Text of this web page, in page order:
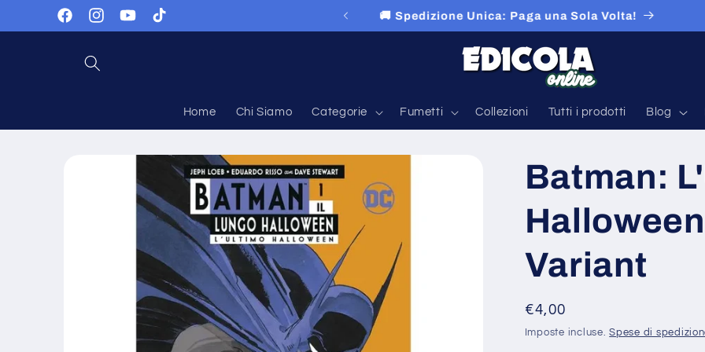
direttamente
ai contenuti
FacebookInstagramYouTubeTikTok
🚚 Spedizione Unica: Paga una Sola Volta!
Home Chi Siamo Categorie Fumetti Collezioni Tutti i prodotti Blog
Passa alle
sul prodotto
Batman:
Halloween
Variant
Prezzo
di
€4,00
Imposte incluse.Spese di